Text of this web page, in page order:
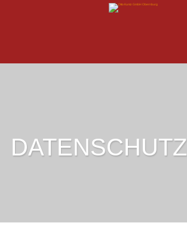
DATENSCHUTZ